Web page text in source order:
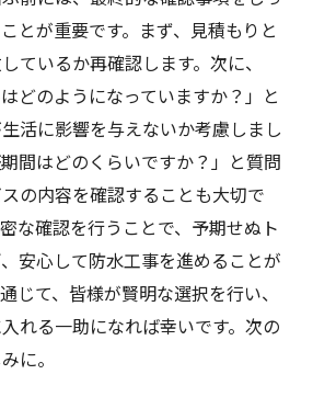
とが重要です。まず、見積もりと
ているか再確認します。次に、
どのようになっていますか？」と
活に影響を与えないか考慮しまし
間はどのくらいですか？」と質問
の内容を確認することも大切で
な確認を行うことで、予期せぬト
安心して防水工事を進めることが
じて、皆様が賢明な選択を行い、
れる一助になれば幸いです。次の
に。